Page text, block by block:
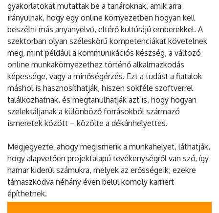
gyakorlatokat mutattak be a tanároknak, amik arra
irányulnak, hogy egy online környezetben hogyan kell
beszélni más anyanyelvű, eltérő kultúrájú emberekkel. A
szektorban olyan széleskörű kompetenciákat követelnek
meg, mint például a kommunikációs készség, a változó
online munkakörnyezethez történő alkalmazkodás
képessége, vagy a minőségérzés. Ezt a tudást a fiatalok
máshol is hasznosíthatják, hiszen sokféle szoftverrel
találkozhatnak, és megtanulhatják azt is, hogy hogyan
szelektáljanak a különböző forrásokból származó
ismeretek között – közölte a dékánhelyettes.
Megjegyezte: ahogy megismerik a munkahelyet, láthatják,
hogy alapvetően projektalapú tevékenységről van szó, így
hamar kiderül számukra, melyek az erősségeik; ezekre
támaszkodva néhány éven belül komoly karriert
építhetnek.